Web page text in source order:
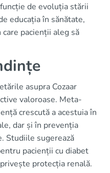
de evoluția stării
educația în sănătate,
pacienții aleg să
asupra Cozaar
valoroase. Meta-
crescută a acestuia în
dar și în prevenția
Studiile sugerează
pacienții cu diabet
protecția renală.